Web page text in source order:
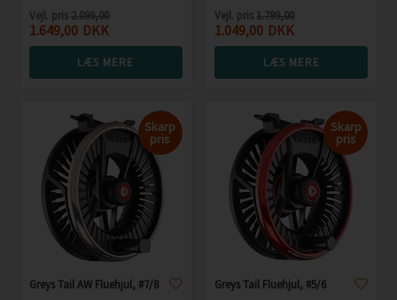
Vejl. pris2.099,00
1.649,00 DKK
LÆS MERE
Vejl. pris 1.799,00
1.049,00 DKK
LÆS MERE
Skarp
pris
Greys Tail AW Fluehjul, #7/8
Skarp
pris
Greys Tail Fluehjul, #5/6